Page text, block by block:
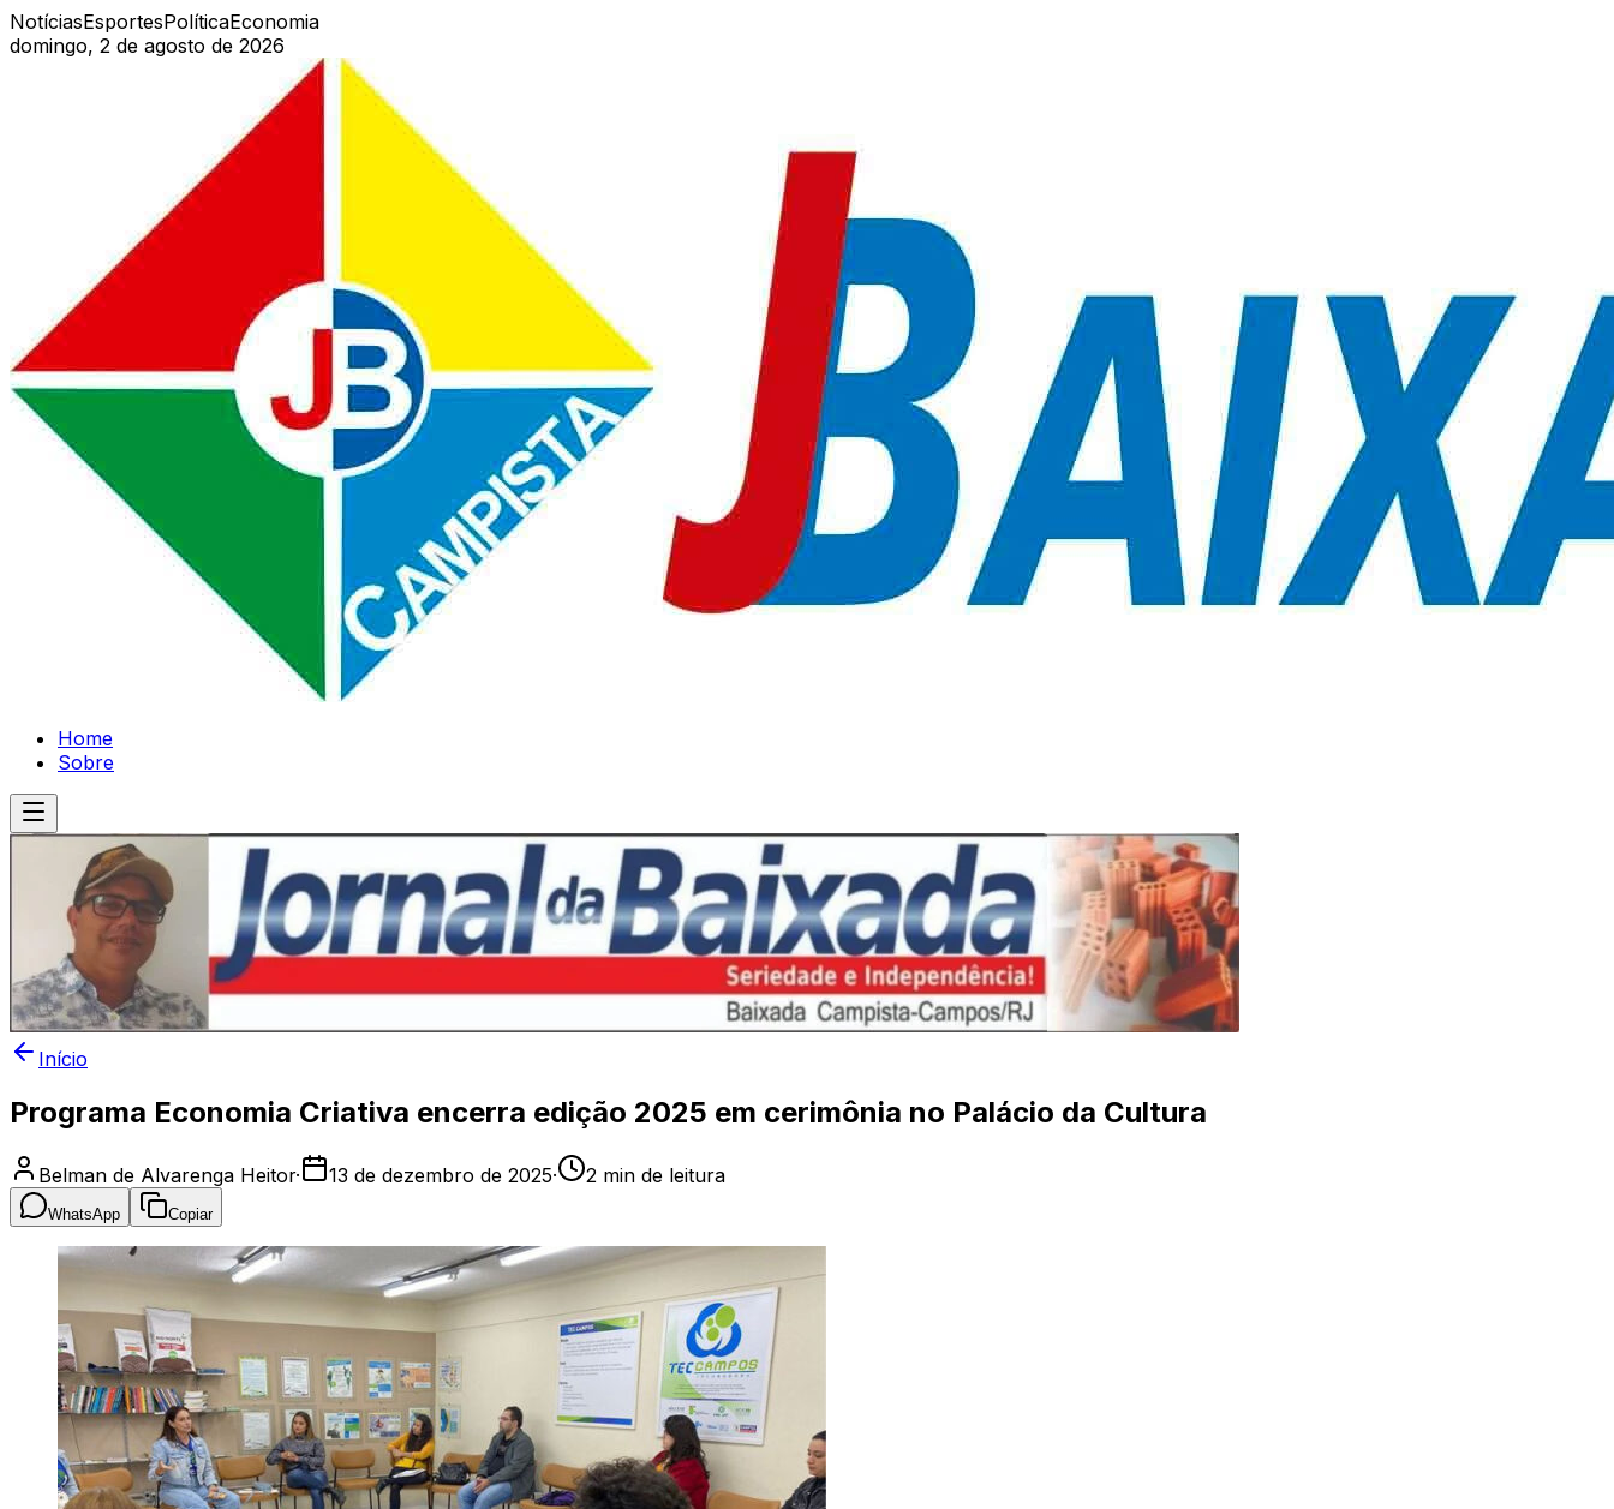
NotíciasEsportesPolíticaEconomia
domingo, 2 de agosto de 2026
Home
Sobre
Início
Programa Economia Criativa encerra edição 2025 em cerimônia no Palácio da Cultura
Belman de Alvarenga Heitor· 13 de dezembro de 2025· 2 min de leitura
WhatsApp Copiar